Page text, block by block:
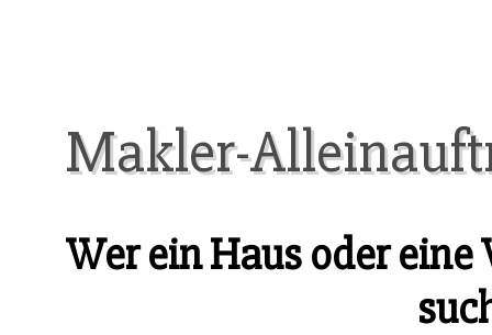
Makler-
Wer ein Haus oder